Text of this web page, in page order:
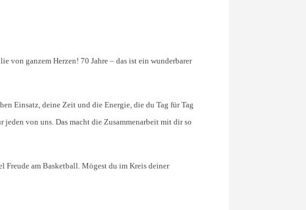
von ganzem Herzen! 70 Jahre – das ist ein wunderbarer
Einsatz, deine Zeit und die Energie, die du Tag für Tag
von uns. Das macht die Zusammenarbeit mit dir so
am Basketball. Mögest du im Kreis deiner